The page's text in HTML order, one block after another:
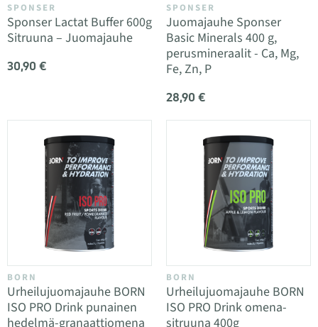
SPONSER
Sponser Lactat Buffer 600g
Sitruuna – Juomajauhe
30,90 €
SPONSER
Juomajauhe Sponser
Basic Minerals 400 g,
perusmineraalit - Ca, Mg,
Fe, Zn, P
28,90 €
BORN
Urheilujuomajauhe BORN
ISO PRO Drink punainen
hedelmä-granaattiomena
BORN
Urheilujuomajauhe BORN
ISO PRO Drink omena-
sitruuna 400g